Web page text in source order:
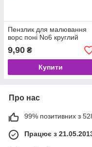
Пензлик для малювання
ворс поні No6 круглий
9,90 ₴
Купити
Про нас
99% позитивних з 528
Працює з